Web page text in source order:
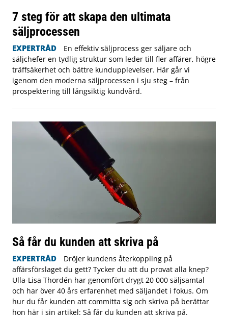
7 steg för att skapa den ultimata
säljprocessen
EXPERTRÅD
En effektiv säljprocess ger säljare och
säljchefer en tydlig struktur som leder till fler affärer, högre
träffsäkerhet och bättre kundupplevelser. Här går vi
igenom den moderna säljprocessen i sju steg – från
prospektering till långsiktig kundvård.
Så får du kunden att skriva på
EXPERTRÅD
Dröjer kundens återkoppling på
affärsförslaget du gett? Tycker du att du provat alla knep?
Ulla-Lisa Thordén har genomfört drygt 20 000 säljsamtal
och har över 40 års erfarenhet med säljandet i fokus. Om
hur du får kunden att committa sig och skriva på berättar
hon här i sin artikel: Så får du kunden att skriva på.